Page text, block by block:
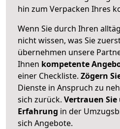
hin zum Verpacken Ihres
Wenn Sie durch Ihren
nicht wissen, was Sie
übernehmen unsere
Ihnen kompetente
einer Checkliste. Zögern
Dienste in Anspruch zu
sich zurück. Vertrauen Sie
Erfahrung in der
sich Angebote.